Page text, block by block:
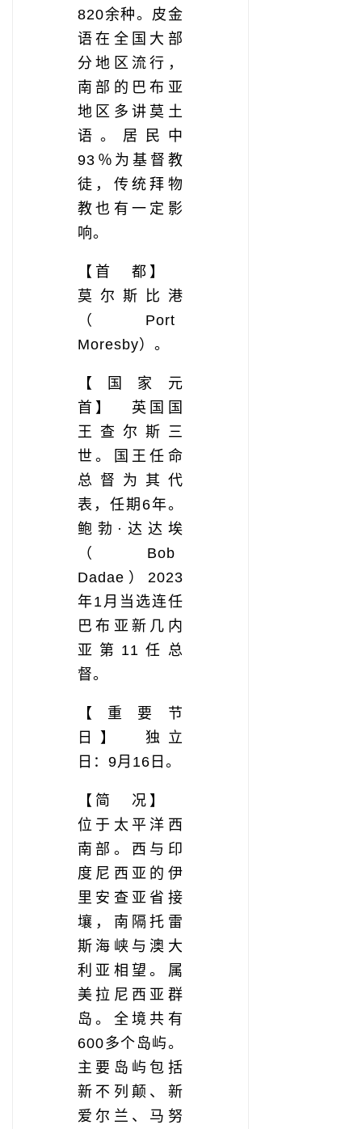
820余种。皮金
语在全国大部
分地区流行，
南部的巴布亚
地区多讲莫土
语。居民中
93％为基督教
徒，传统拜物
教也有一定影
响。
【首 都】
莫尔斯比港
（Port
Moresby）。
【国家元
首】 英国国
王查尔斯三
世。国王任命
总督为其代
表，任期6年。
鲍勃·达达埃
（Bob
Dadae）2023
年1月当选连任
巴布亚新几内
亚第11任总
督。
【重要节
日】 独立
日：9月16日。
【简 况】
位于太平洋西
南部。西与印
度尼西亚的伊
里安查亚省接
壤，南隔托雷
斯海峡与澳大
利亚相望。属
美拉尼西亚群
岛。全境共有
600多个岛屿。
主要岛屿包括
新不列颠、新
爱尔兰、马努